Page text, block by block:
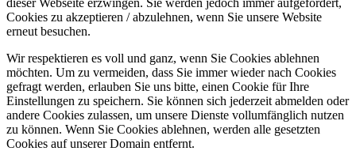
Cookies zu akzeptieren / abzulehnen, wenn Sie unsere Website
erneut besuchen.
Wir respektieren es voll und ganz, wenn Sie Cookies ablehnen
möchten. Um zu vermeiden, dass Sie immer wieder nach Cookies
gefragt werden, erlauben Sie uns bitte, einen Cookie für Ihre
Einstellungen zu speichern. Sie können sich jederzeit abmelden oder
andere Cookies zulassen, um unsere Dienste vollumfänglich nutzen
zu können. Wenn Sie Cookies ablehnen, werden alle gesetzten
Cookies auf unserer Domain entfernt.